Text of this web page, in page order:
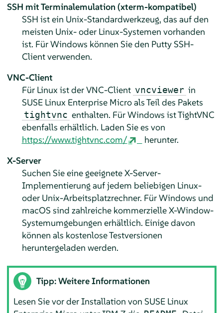
SSH mit Terminalemulation (xterm-kompatibel)
SSH ist ein Unix-Standardwerkzeug, das auf den
meisten Unix- oder Linux-Systemen vorhanden
ist. Für Windows können Sie den Putty SSH-
Client verwenden.
VNC-Client
Für Linux ist der VNC-Client vncviewer in
SUSE Linux Enterprise Microals Teil des Pakets
tightvnc enthalten. Für Windows ist TightVNC
ebenfalls erhältlich. Laden Sie es von
https://www.tightvnc.com/
herunter.
X-Server
Suchen Sie eine geeignete X-Server-
Implementierung auf jedem beliebigen Linux-
oder Unix-Arbeitsplatzrechner. Für Windows und
macOS sind zahlreiche kommerzielle X-Window-
Systemumgebungen erhältlich. Einige davon
können als kostenlose Testversionen
heruntergeladen werden.
Tipp: Weitere Informationen
Lesen Sie vor der Installation von SUSE Linux